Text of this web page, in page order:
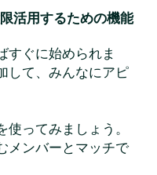
活用するための機能
すぐに始められま
して、みんなにアピ
使ってみましょう。
メンバーとマッチで